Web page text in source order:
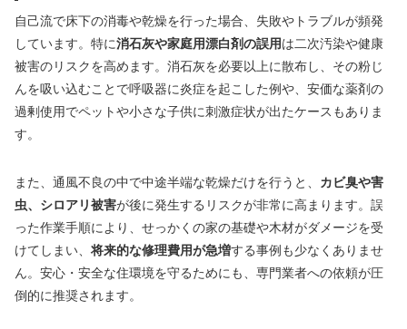
自己流で床下の消毒や乾燥を行った場合、失敗やトラブルが頻発
しています。特に消石灰や家庭用漂白剤の誤用は二次汚染や健康
被害のリスクを高めます。消石灰を必要以上に散布し、その粉じ
んを吸い込むことで呼吸器に炎症を起こした例や、安価な薬剤の
過剰使用でペットや小さな子供に刺激症状が出たケースもありま
す。
また、通風不良の中で中途半端な乾燥だけを行うと、 カビ臭や害
虫、シロアリ被害が後に発生するリスクが非常に高まります。誤
った作業手順により、せっかくの家の基礎や木材がダメージを受
けてしまい、 将来的な修理費用が急増する事例も少なくありませ
ん。安心・安全な住環境を守るためにも、専門業者への依頼が圧
倒的に推奨されます。